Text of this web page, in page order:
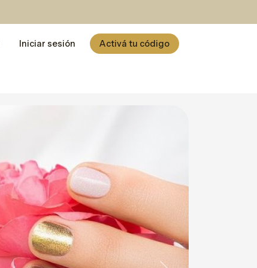
Iniciar sesión Activá tu código